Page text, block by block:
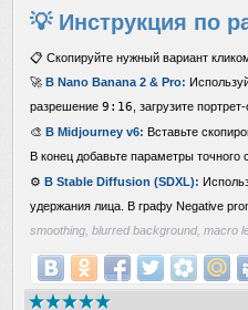
💡 Инструкция по
📋 Скопируйте нужный вариант
🚀 В Nano Banana 2 & Pro:
разрешение 9:16 , загрузите
🎨 В Midjourney v6: Вставьте
В конец добавьте параметры точного
⚙️ В Stable Diffusion (SDXL):
удержания лица. В графу Negative
smoothing, blurred background, macro